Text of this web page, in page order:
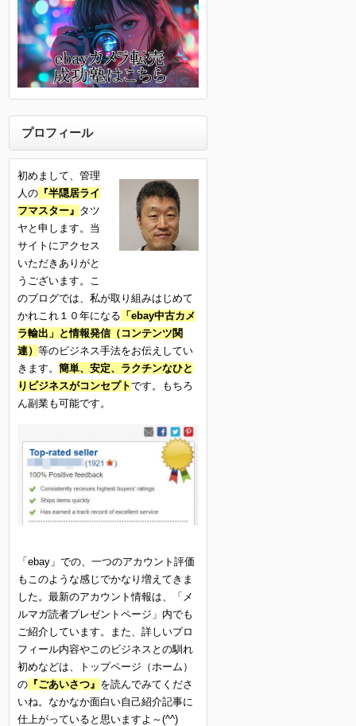
プロフィール
初めまして、管理
人の 『半隠居ライ
フマスター』 タツ
ヤと申します。当
サイトにアクセス
いただきありがと
うございます。こ
のブログでは、私が取り組みはじめて
かれこれ１０年になる 「ebay中古カメ
ラ輸出」と情報発信（コンテンツ関
連） 等のビジネス手法をお伝えしてい
きます。 簡単、安定、ラクチンなひと
りビジネスがコンセプトです。もちろ
ん副業も可能です。
「ebay」での、一つのアカウント評価
もこのような感じでかなり増えてきま
した。最新のアカウント情報は、「メ
ルマガ読者プレゼントページ」内でも
ご紹介しています。また、詳しいプロ
フィール内容やこのビジネスとの馴れ
初めなどは、トップページ（ホーム）
の 『ごあいさつ』 を読んでみてくださ
いね。なかなか面白い自己紹介記事に
仕上がっていると思いますよ～(^^)